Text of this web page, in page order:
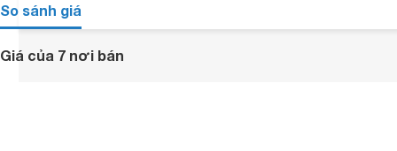
So sánh giá
Giá của 7 nơi bán